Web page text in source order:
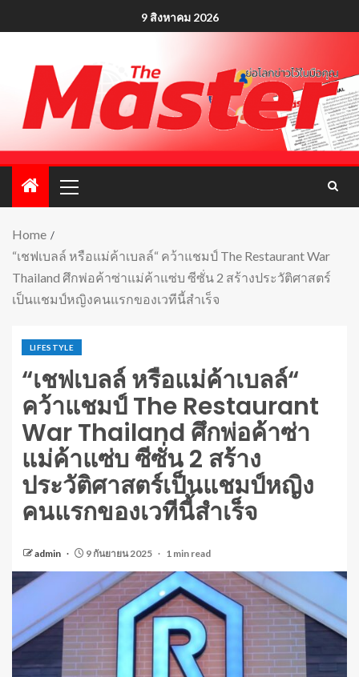
9 สิงหาคม 2026
Home
“เชฟเบลล์ หรือแม่ค้าเบลล์“ คว้าแชมป์ The Restaurant War
Thailand ศึกพ่อค้าซ่าแม่ค้าแซ่บ ซีซั่น 2 สร้างประวัติศาสตร์
เป็นแชมป์หญิงคนแรกของเวทีนี้สำเร็จ
LIFESTYLE
“เชฟเบลล์ หรือแม่ค้าเบลล์“
คว้าแชมป์ The Restaurant
War Thailand ศึกพ่อค้าซ่า
แม่ค้าแซ่บ ซีซั่น 2 สร้าง
ประวัติศาสตร์เป็นแชมป์หญิง
คนแรกของเวทีนี้สำเร็จ
admin 9 กันยายน 2025 1 min read